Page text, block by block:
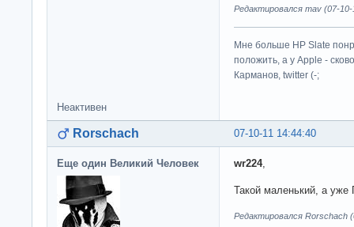
Редактировался mav (07-10-
Мне больше HP Slate
положить, а у Apple -
Карманов, twitter (-;
Неактивен
07-10-11 14:44:40
Rorschach
Еще один Великий Человек wr224,
Такой маленький, а уже
Редактировался Rorschach